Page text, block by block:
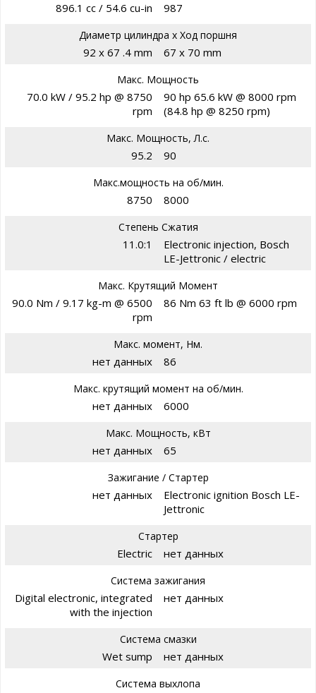
896.1 cc / 54.6 cu-in 987
Диаметр цилиндра х Ход поршня
92 x 67 .4 mm 67 x 70 mm
Макс. Мощность
70.0 kW / 95.2 hp @ 8750
rpm
90 hp 65.6 kW @ 8000 rpm
(84.8 hp @ 8250 rpm)
Макс. Мощность, Л.с.
95.2 90
Макс.мощность на об/мин.
8750 8000
Степень Сжатия
11.0:1
Electronic injection, Bosch
LE-Jettronic / electric
Макс. Крутящий Момент
90.0 Nm / 9.17 kg-m @ 6500
rpm
86 Nm 63 ft lb @ 6000 rpm
Макс. момент, Нм.
нет данных 86
Макс. крутящий момент на об/мин.
нет данных 6000
Макс. Мощность, кВт
нет данных 65
Зажигание / Стартер
нет данных
Electronic ignition Bosch LE-
Jettronic
Стартер
Electric нет данных
Система зажигания
Digital electronic, integrated
with the injection
нет данных
Система смазки
Wet sump нет данных
Система выхлопа